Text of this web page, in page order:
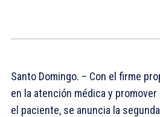
Santo Domingo. – Con el firme
en la atención médica y
el paciente, se anuncia la